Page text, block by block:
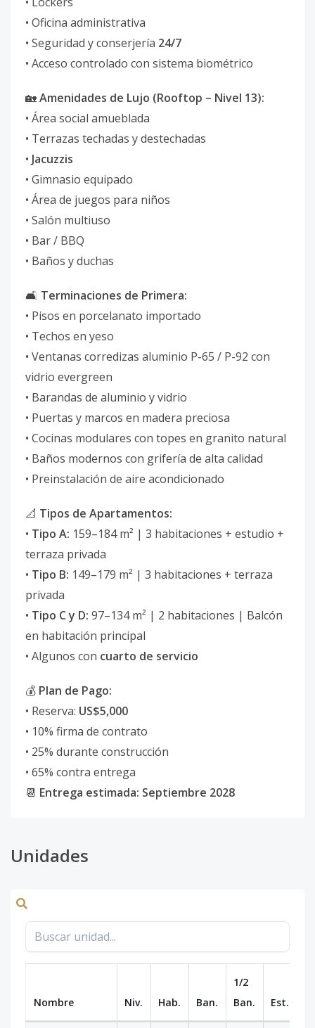
• Oficina administrativa
• Seguridad y conserjería 24/7
• Acceso controlado con sistema biométrico
🏡Amenidades de Lujo (Rooftop – Nivel 13):
• Área social amueblada
• Terrazas techadas y destechadas
• Jacuzzis
• Gimnasio equipado
• Área de juegos para niños
• Salón multiuso
• Bar / BBQ
• Baños y duchas
🛋 Terminaciones de Primera:
• Pisos en porcelanato importado
• Techos en yeso
• Ventanas corredizas aluminio P-65 / P-92 con
vidrio evergreen
• Barandas de aluminio y vidrio
• Puertas y marcos en madera preciosa
• Cocinas modulares con topes en granito natural
• Baños modernos con grifería de alta calidad
• Preinstalación de aire acondicionado
📐 Tipos de Apartamentos:
• Tipo A: 159–184 m² | 3 habitaciones + estudio +
terraza privada
• Tipo B: 149–179 m² | 3 habitaciones + terraza
privada
• Tipo C y D: 97–134 m² | 2 habitaciones | Balcón
en habitación principal
• Algunos con cuarto de servicio
💰 Plan de Pago:
• Reserva: US$5,000
• 10% firma de contrato
• 25% durante construcción
• 65% contra entrega
📆 Entrega estimada: Septiembre 2028
Unidades
Nombre Niv. Hab. Ban.
1/2
Ban.
Est.